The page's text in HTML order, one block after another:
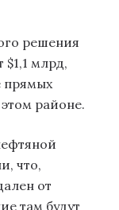
решения
$1,1 млрд,
прямых
районе.
что,
от
там будут